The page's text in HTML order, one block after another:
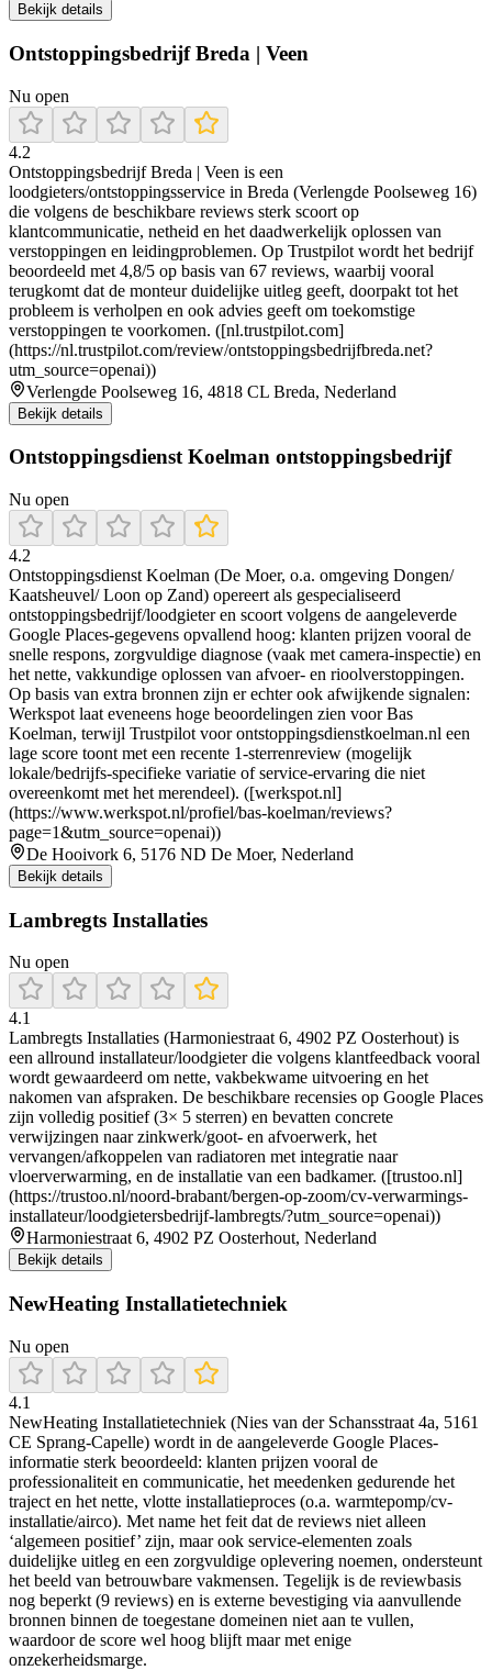
Bekijk details
Ontstoppingsbedrijf Breda | Veen
Nu open
4.2
Ontstoppingsbedrijf Breda | Veen is een
loodgieters/ontstoppingsservice in Breda (Verlengde Poolseweg 16)
die volgens de beschikbare reviews sterk scoort op
klantcommunicatie, netheid en het daadwerkelijk oplossen van
verstoppingen en leidingproblemen. Op Trustpilot wordt het bedrijf
beoordeeld met 4,8/5 op basis van 67 reviews, waarbij vooral
terugkomt dat de monteur duidelijke uitleg geeft, doorpakt tot het
probleem is verholpen en ook advies geeft om toekomstige
verstoppingen te voorkomen. ([nl.trustpilot.com]
(https://nl.trustpilot.com/review/ontstoppingsbedrijfbreda.net?
utm_source=openai))
Verlengde Poolseweg 16, 4818 CL Breda, Nederland
Bekijk details
Ontstoppingsdienst Koelman ontstoppingsbedrijf
Nu open
4.2
Ontstoppingsdienst Koelman (De Moer, o.a. omgeving Dongen/
Kaatsheuvel/ Loon op Zand) opereert als gespecialiseerd
ontstoppingsbedrijf/loodgieter en scoort volgens de aangeleverde
Google Places-gegevens opvallend hoog: klanten prijzen vooral de
snelle respons, zorgvuldige diagnose (vaak met camera-inspectie) en
het nette, vakkundige oplossen van afvoer- en rioolverstoppingen.
Op basis van extra bronnen zijn er echter ook afwijkende signalen:
Werkspot laat eveneens hoge beoordelingen zien voor Bas
Koelman, terwijl Trustpilot voor ontstoppingsdienstkoelman.nl een
lage score toont met een recente 1-sterrenreview (mogelijk
lokale/bedrijfs-specifieke variatie of service-ervaring die niet
overeenkomt met het merendeel). ([werkspot.nl]
(https://www.werkspot.nl/profiel/bas-koelman/reviews?
page=1&utm_source=openai))
De Hooivork 6, 5176 ND De Moer, Nederland
Bekijk details
Lambregts Installaties
Nu open
4.1
Lambregts Installaties (Harmoniestraat 6, 4902 PZ Oosterhout) is
een allround installateur/loodgieter die volgens klantfeedback vooral
wordt gewaardeerd om nette, vakbekwame uitvoering en het
nakomen van afspraken. De beschikbare recensies op Google Places
zijn volledig positief (3× 5 sterren) en bevatten concrete
verwijzingen naar zinkwerk/goot- en afvoerwerk, het
vervangen/afkoppelen van radiatoren met integratie naar
vloerverwarming, en de installatie van een badkamer. ([trustoo.nl]
(https://trustoo.nl/noord-brabant/bergen-op-zoom/cv-verwarmings-
installateur/loodgietersbedrijf-lambregts/?utm_source=openai))
Harmoniestraat 6, 4902 PZ Oosterhout, Nederland
Bekijk details
NewHeating Installatietechniek
Nu open
4.1
NewHeating Installatietechniek (Nies van der Schansstraat 4a, 5161
CE Sprang-Capelle) wordt in de aangeleverde Google Places-
informatie sterk beoordeeld: klanten prijzen vooral de
professionaliteit en communicatie, het meedenken gedurende het
traject en het nette, vlotte installatieproces (o.a. warmtepomp/cv-
installatie/airco). Met name het feit dat de reviews niet alleen
‘algemeen positief’ zijn, maar ook service-elementen zoals
duidelijke uitleg en een zorgvuldige oplevering noemen, ondersteunt
het beeld van betrouwbare vakmensen. Tegelijk is de reviewbasis
nog beperkt (9 reviews) en is externe bevestiging via aanvullende
bronnen binnen de toegestane domeinen niet aan te vullen,
waardoor de score wel hoog blijft maar met enige
onzekerheidsmarge.